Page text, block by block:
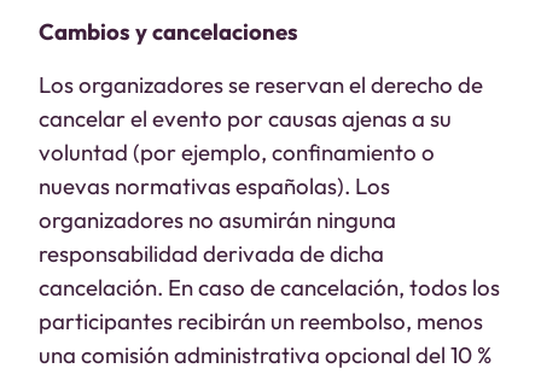
Cambios y cancelaciones
Los organizadores se reservan el derecho de
cancelar el evento por causas ajenas a su
voluntad (por ejemplo, confinamiento o
nuevas normativas españolas). Los
organizadores no asumirán ninguna
responsabilidad derivada de dicha
cancelación. En caso de cancelación, todos los
participantes recibirán un reembolso, menos
una comisión administrativa opcional del 10 %